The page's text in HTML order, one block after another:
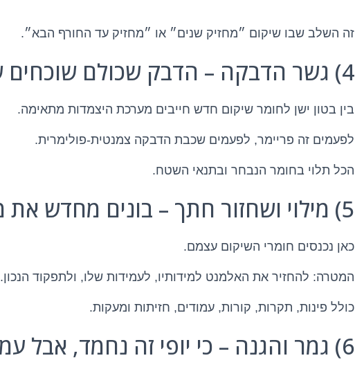
זה השלב שבו שיקום ״מחזיק שנים״ או ״מחזיק עד החורף הבא״.
4) גשר הדבקה – הדבק שכולם שוכחים שהוא לא המלצה
בין בטון ישן לחומר שיקום חדש חייבים מערכת היצמדות מתאימה.
לפעמים זה פריימר, לפעמים שכבת הדבקה צמנטית-פולימרית.
הכל תלוי בחומר הנבחר ובתנאי השטח.
5) מילוי ושחזור חתך – בונים מחדש את מה שנעלם
כאן נכנסים חומרי השיקום עצמם.
המטרה: להחזיר את האלמנט למידותיו, לעמידות שלו, ולתפקוד הנכון.
כולל פינות, תקרות, קורות, עמודים, חזיתות ומעקות.
6) גמר והגנה – כי יופי זה נחמד, אבל עמידות זה החיים